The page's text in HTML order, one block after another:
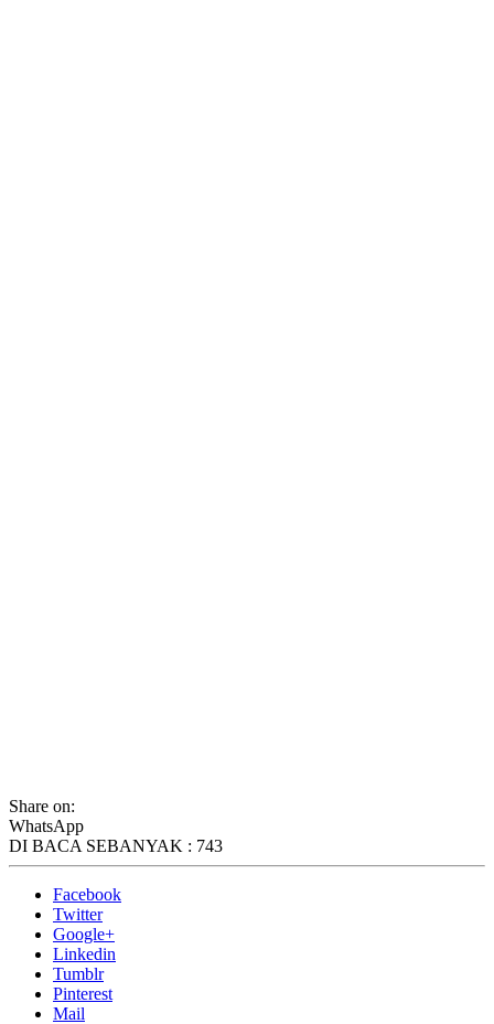
Share on:
WhatsApp
DI BACA SEBANYAK : 743
Facebook
Twitter
Google+
Linkedin
Tumblr
Pinterest
Mail